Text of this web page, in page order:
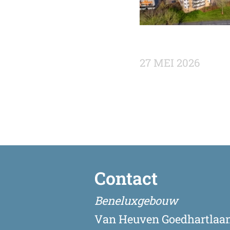
27 MEI 2026
Contact
Beneluxgebouw
Van Heuven